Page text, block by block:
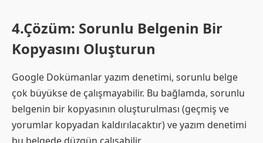
4.Çözüm: Sorunlu Belgenin Bir
Kopyasını Oluşturun
Google Dokümanlar yazım denetimi, sorunlu belge
çok büyükse de çalışmayabilir. Bu bağlamda, sorunlu
belgenin bir kopyasının oluşturulması (geçmiş ve
yorumlar kopyadan kaldırılacaktır) ve yazım denetimi